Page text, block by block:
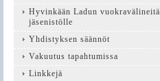
Hyvinkään Ladun vuokravälineitä
jäsenistölle
Yhdistyksen säännöt
Vakuutus tapahtumissa
Linkkejä